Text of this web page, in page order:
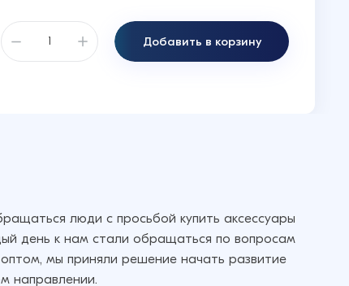
Добавить в корзину
люди с просьбой купить аксессуары
день к нам стали обращаться по вопросам
оптом, мы приняли решение начать развитие
направлении.